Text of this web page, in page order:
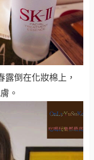
露倒在化妝棉上，
。